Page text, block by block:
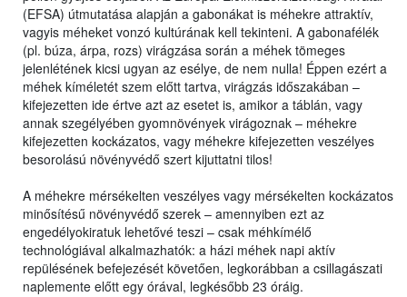
(EFSA) útmutatása alapján a gabonákat is méhekre attraktív,
vagyis méheket vonzó kultúrának kell tekinteni. A gabonafélék
(pl. búza, árpa, rozs) virágzása során a méhek tömeges
jelenlétének kicsi ugyan az esélye, de nem nulla! Éppen ezért a
méhek kíméletét szem előtt tartva, virágzás időszakában –
kifejezetten ide értve azt az esetet is, amikor a táblán, vagy
annak szegélyében gyomnövények virágoznak – méhekre
kifejezetten kockázatos, vagy méhekre kifejezetten veszélyes
besorolású növényvédő szert kijuttatni tilos!
A méhekre mérsékelten veszélyes vagy mérsékelten kockázatos
minősítésű növényvédő szerek – amennyiben ezt az
engedélyokiratuk lehetővé teszi – csak méhkímélő
technológiával alkalmazhatók: a házi méhek napi aktív
repülésének befejezését követően, legkorábban a csillagászati
naplemente előtt egy órával, legkésőbb 23 óráig.